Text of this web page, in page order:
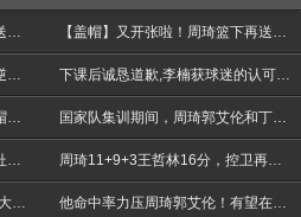
【盖帽】又开张啦！周琦篮下再送大帽 【盖帽】又开张啦！周琦篮下再送大帽
周琦打篮球非常恐怖，最后时刻逆转乾坤，赢得黄金两秒太厉害了！ 下课后诚恳道歉,李楠获球迷的认可与原谅!但他的爱将却被骂惨了
男篮经典之战：周琦接连两记盖帽，对手吓得手都打滑，很尴尬 国家队集训期间，周琦郭艾伦和丁彦雨航偷开小灶，要喷他们吗？
中国篮球未来希望，周琦竟大帽杜兰特，场面太劲爆 周琦11+9+3王哲林16分，控卫再爆发，中国男篮再胜喀麦隆
中国男篮VS菲律宾五佳球！周琦大帽克拉克森NBA级空接重扣 他命中率力压周琦郭艾伦！有望在未来，替代易建联的位置